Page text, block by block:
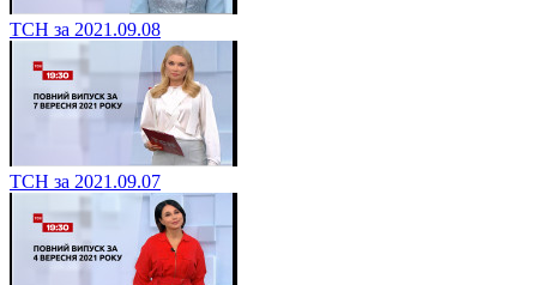
ТСН за 2021.09.08
ТСН за 2021.09.07